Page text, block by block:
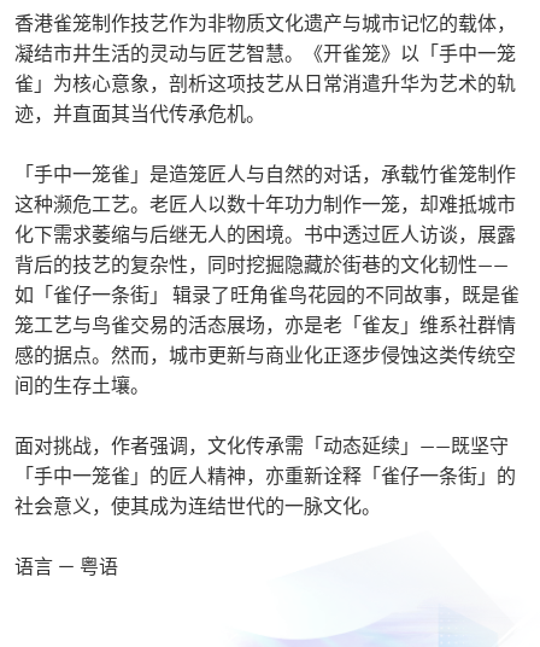
證書 (單元 : 當代藝術商業生態)
Introduction to Museum Operations
香港雀笼制作技艺作为非物质文化遗产与城市记忆的载体，
凝结市井生活的灵动与匠艺智慧。《开雀笼》以「手中一笼
雀」为核心意象，剖析这项技艺从日常消遣升华为艺术的轨
迹，并直面其当代传承危机。
「手中一笼雀」是造笼匠人与自然的对话，承载竹雀笼制作
这种濒危工艺。老匠人以数十年功力制作一笼，却难抵城市
化下需求萎缩与后继无人的困境。书中透过匠人访谈，展露
背后的技艺的复杂性，同时挖掘隐藏於街巷的文化韧性——
如「雀仔一条街」 辑录了旺角雀鸟花园的不同故事，既是雀
笼工艺与鸟雀交易的活态展场，亦是老「雀友」维系社群情
感的据点。然而，城市更新与商业化正逐步侵蚀这类传统空
间的生存土壤。
面对挑战，作者强调，文化传承需「动态延续」——既坚守
「手中一笼雀」的匠人精神，亦重新诠释「雀仔一条街」的
社会意义，使其成为连结世代的一脉文化。
语言 － 粤语